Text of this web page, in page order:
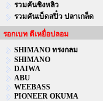
รวมคันชิงหลิว
รวมคันเบ็ดสปิ๋ว ปลาเกล็ด
รอกเบท ตีเหยื่อปลอม
SHIMANO ทรงกลม
SHIMANO
DAIWA
ABU
WEEBASS
PIONEER OKUMA